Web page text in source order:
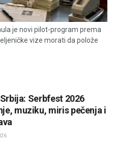
je novi pilot-program prema
vize morati da polože
Serbfest 2026
muziku, miris pečenja i